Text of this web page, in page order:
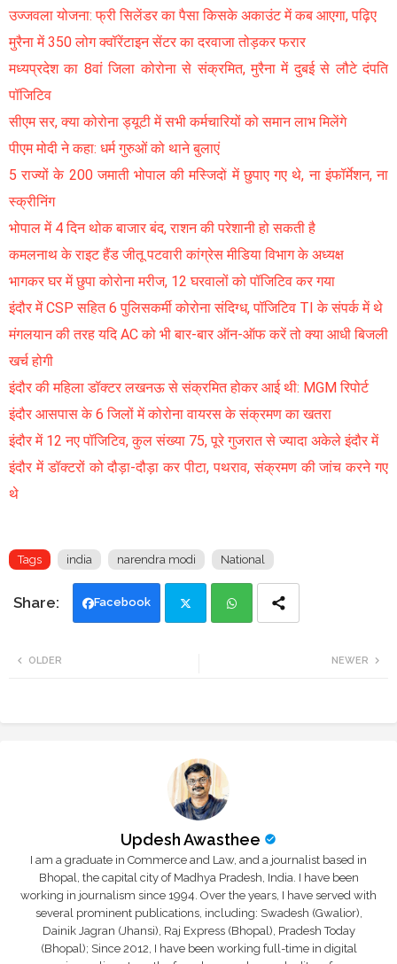
उज्जवला योजना: फ्री सिलेंडर का पैसा किसके अकाउंट में कब आएगा, पढ़िए
मुरैना में 350 लोग क्वॉरेंटाइन सेंटर का दरवाजा तोड़कर फरार
मध्यप्रदेश का 8वां जिला कोरोना से संक्रमित, मुरैना में दुबई से लौटे दंपति
पॉजिटिव
सीएम सर, क्या कोरोना ड्यूटी में सभी कर्मचारियों को समान लाभ मिलेंगे
पीएम मोदी ने कहा: धर्म गुरुओं को थाने बुलाएं
5 राज्यों के 200 जमाती भोपाल की मस्जिदों में छुपाए गए थे, ना इंफॉर्मेशन, ना
स्क्रीनिंग
भोपाल में 4 दिन थोक बाजार बंद, राशन की परेशानी हो सकती है
कमलनाथ के राइट हैंड जीतू पटवारी कांग्रेस मीडिया विभाग के अध्यक्ष
भागकर घर में छुपा कोरोना मरीज, 12 घरवालों को पॉजिटिव कर गया
इंदौर में CSP सहित 6 पुलिसकर्मी कोरोना संदिग्ध, पॉजिटिव TI के संपर्क में थे
मंगलयान की तरह यदि AC को भी बार-बार ऑन-ऑफ करें तो क्या आधी बिजली
खर्च होगी
इंदौर की महिला डॉक्टर लखनऊ से संक्रमित होकर आई थी: MGM रिपोर्ट
इंदौर आसपास के 6 जिलों में कोरोना वायरस के संक्रमण का खतरा
इंदौर में 12 नए पॉजिटिव, कुल संख्या 75, पूरे गुजरात से ज्यादा अकेले इंदौर में
इंदौर में डॉक्टरों को दौड़ा-दौड़ा कर पीटा, पथराव, संक्रमण की जांच करने गए
थे
Tags india narendra modi National
Facebook
NEWER
OLDER
Updesh Awasthee
I am a graduate in Commerce and Law, and a journalist based in
Bhopal, the capital city of Madhya Pradesh, India. I have been
working in journalism since 1994. Over the years, I have served with
several prominent publications, including: Swadesh (Gwalior),
Dainik Jagran (Jhansi), Raj Express (Bhopal), Pradesh Today
(Bhopal); Since 2012, I have been working full-time in digital